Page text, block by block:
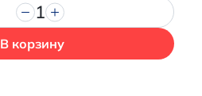
1
В корзину